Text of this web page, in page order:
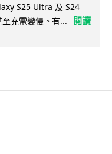
S25 Ultra 及 S24
充電變慢。有...
閱讀